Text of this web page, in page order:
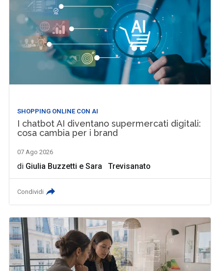
SHOPPING ONLINE CON AI
I chatbot AI diventano supermercati digitali:
cosa cambia per i brand
07 Ago 2026
di Giulia Buzzetti eSara Trevisanato
Condividi